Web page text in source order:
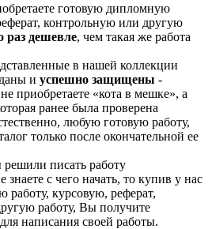
готовую дипломную
контрольную или другую
раз дешевле, чем такая же работа
в нашей коллекции
и успешно защищены -
приобретаете «кота в мешке», а
ранее была проверена
любую готовую работу,
только после окончательной ее
писать работу
знаете с чего начать, то купив у нас
курсовую, реферат,
работу, Вы получите
для написания своей работы.